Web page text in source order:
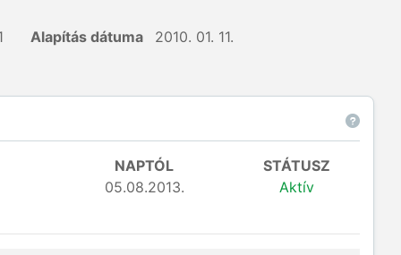
Alapítás dátuma 2010. 01. 11.
NAPTÓL
STÁTUSZ
05.08.2013.
Aktív